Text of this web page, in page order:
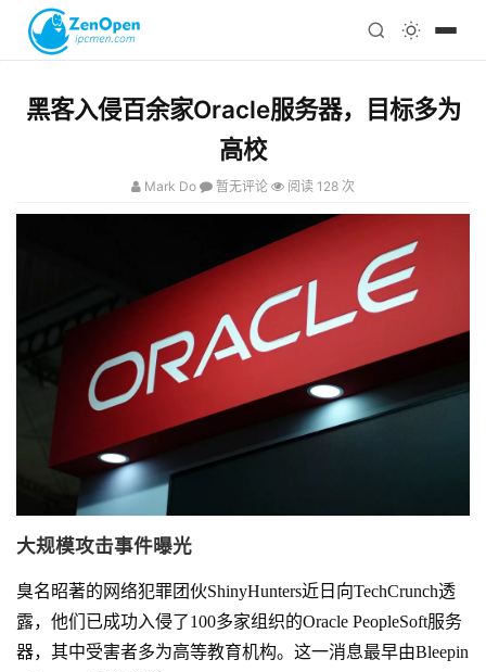
科技
心理
注册
黑客入侵百余家Oracle服务器，目标多为
高校
Mark Do 暂无评论 阅读 128 次
大规模攻击事件曝光
臭名昭著的网络犯罪团伙ShinyHunters近日向TechCrunch透
露，他们已成功入侵了100多家组织的Oracle PeopleSoft服务
器，其中受害者多为高等教育机构。这一消息最早由Bleepin